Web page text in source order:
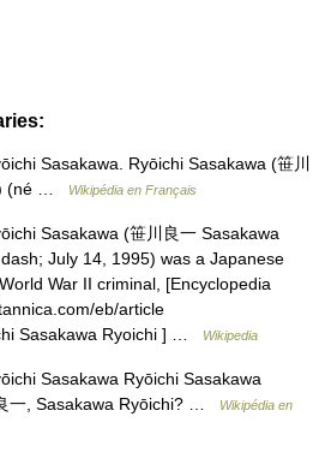
Sasakawa. Ryōichi Sasakawa (笹川
(né …
Wikipédia en Français
Sasakawa (笹川良一 Sasakawa
July 14, 1995) was a Japanese
War II criminal, [Encyclopedia
eb/article
Sasakawa Ryoichi ] …
Wikipedia
Sasakawa Ryōichi Sasakawa
一, Sasakawa Ryōichi? …
Wikipédia en